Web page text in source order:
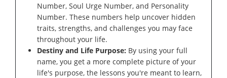
Number, Soul Urge Number, and Personality
Number. These numbers help uncover hidden
traits, strengths, and challenges you may face
throughout your life.
Destiny and Life Purpose: By using your full
name, you get a more complete picture of your
life's purpose, the lessons you're meant to learn,